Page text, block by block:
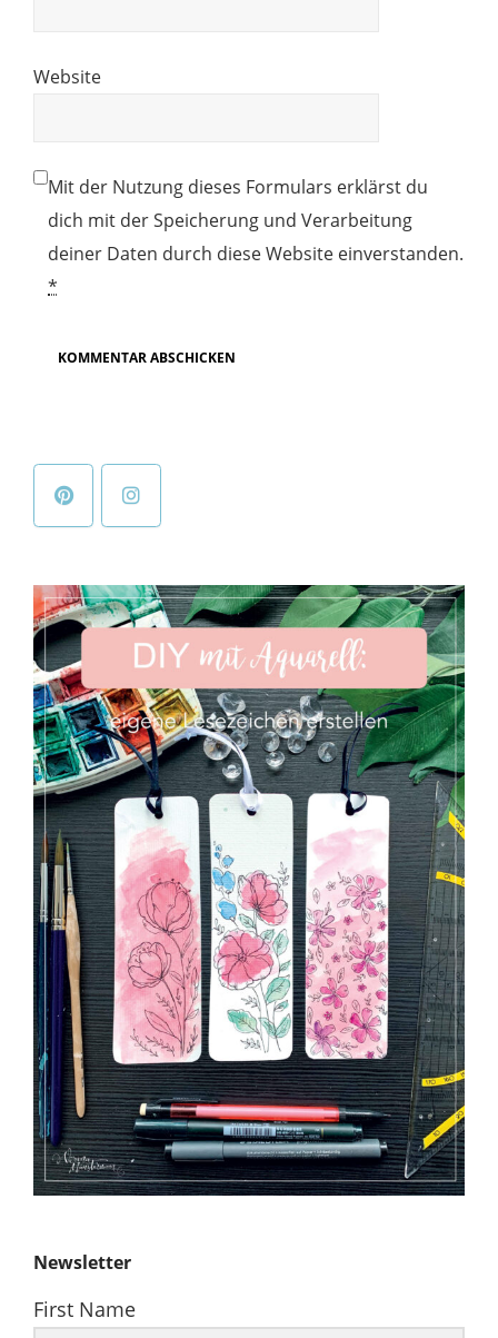
Website
Mit der Nutzung dieses Formulars erklärst du
dich mit der Speicherung und Verarbeitung
deiner Daten durch diese Website einverstanden.
*
Newsletter
First Name